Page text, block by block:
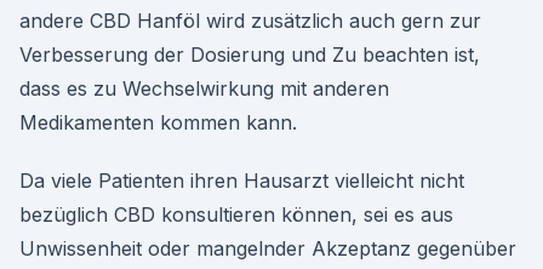
andere CBD Hanföl wird zusätzlich auch gern zur
Verbesserung der Dosierung und Zu beachten ist,
dass es zu Wechselwirkung mit anderen
Medikamenten kommen kann.
Da viele Patienten ihren Hausarzt vielleicht nicht
bezüglich CBD konsultieren können, sei es aus
Unwissenheit oder mangelnder Akzeptanz gegenüber